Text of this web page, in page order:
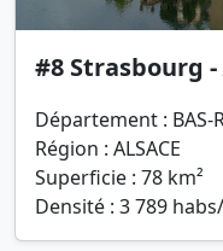
#8 Strasbourg -
Département : BAS-
Région : ALSACE
Superficie : 78 km²
Densité : 3 789